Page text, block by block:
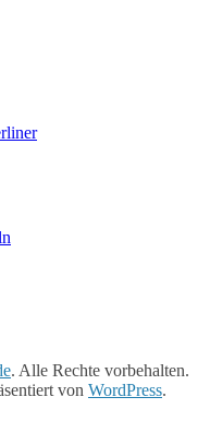
. Alle Rechte vorbehalten.
von WordPress.